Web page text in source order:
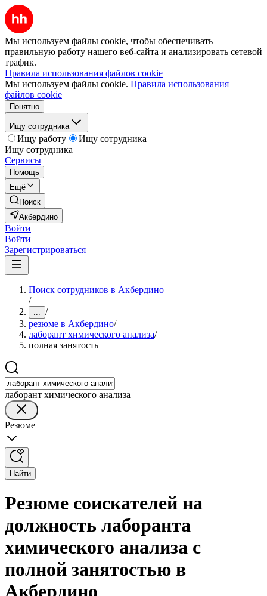
Мы используем файлы cookie, чтобы обеспечивать
правильную работу нашего веб-сайта и анализировать сетевой
трафик.
Правила использования файлов cookie
Мы используем файлы cookie. Правила использования
файлов cookie
Понятно
Ищу сотрудника
Ищу работу
Ищу сотрудника
Ищу сотрудника
Сервисы
Помощь
Ещё
Поиск
Акбердино
Войти
Войти
Зарегистрироваться
Поиск сотрудников в Акбердино
/
... /
резюме в Акбердино/
лаборант химического анализа/
полная занятость
лаборант химического анализа
Резюме
Найти
Резюме соискателей на
должность лаборанта
химического анализа с
полной занятостью в
Акбердино